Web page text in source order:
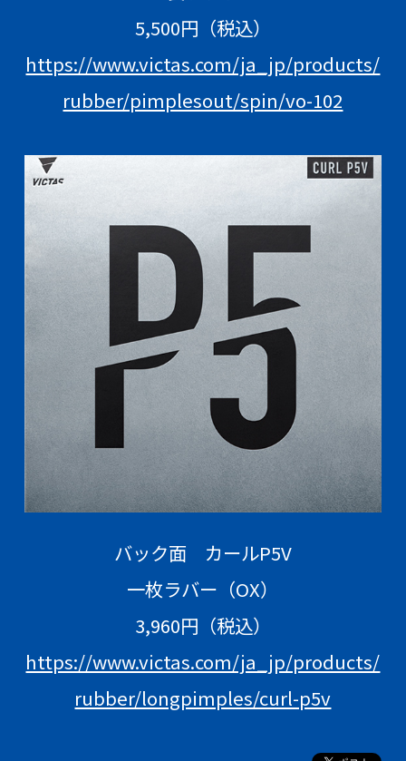
5,500円（税込）
https://www.victas.com/ja_jp/products/
rubber/pimplesout/spin/vo-102
バック面 カールP5V
一枚ラバー（OX）
3,960円（税込）
https://www.victas.com/ja_jp/products/
rubber/longpimples/curl-p5v